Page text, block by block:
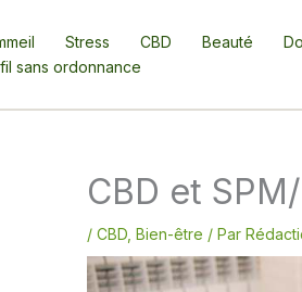
Stress CBD Beauté
sans ordonnance
CBD et
/ CBD Bien-être / Par